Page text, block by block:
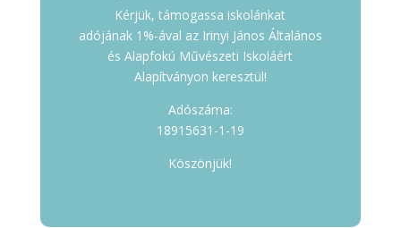
Kérjük, támogassa iskolánkat
adójának 1%-ával az Irinyi János Általános
és Alapfokú Művészeti Iskoláért
Alapítványon keresztül!
Adószáma:
18915631-1-19
Köszönjük!